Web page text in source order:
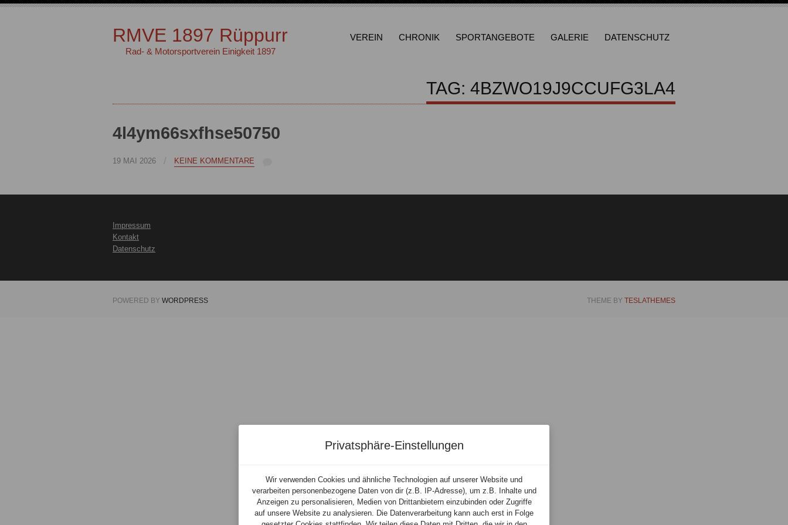
RMVE 1897 Rüppurr
Rad- & Motorsportverein Einigkeit 1897
VEREIN CHRONIK SPORTANGEBOTE GALERIE DATENSCHUTZ
TAG: 4BZWO19J9CCUFG3LA4
4l4ym66sxfhse50750
19 MAI 2026 / KEINE KOMMENTARE
Impressum
Kontakt
Datenschutz
POWERED BY WORDPRESS THEME BY TESLATHEMES
Zu
Privatsphäre-Einstellungen
Wir verwenden Cookies und ähnliche Technologien auf unserer Website und
verarbeiten personenbezogene Daten von dir (z.B. IP-Adresse), um z.B. Inhalte und
Anzeigen zu personalisieren, Medien von Drittanbietern einzubinden oder Zugriffe
auf unsere Website zu analysieren. Die Datenverarbeitung kann auch erst in Folge